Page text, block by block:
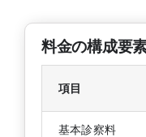
料金の構成要
項目
基本診察料